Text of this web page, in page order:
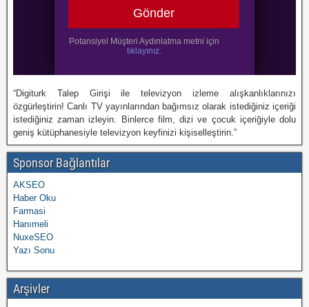
“Digiturk Talep Girişi ile televizyon izleme alışkanlıklarınızı
özgürleştirin! Canlı TV yayınlarından bağımsız olarak istediğiniz içeriği
istediğiniz zaman izleyin. Binlerce film, dizi ve çocuk içeriğiyle dolu
geniş kütüphanesiyle televizyon keyfinizi kişiselleştirin.”
Sponsor Bağlantılar
AKSEO
Haber Oku
Farmasi
Hanımeli
NuxeSEO
Yazı Sonu
Arşivler